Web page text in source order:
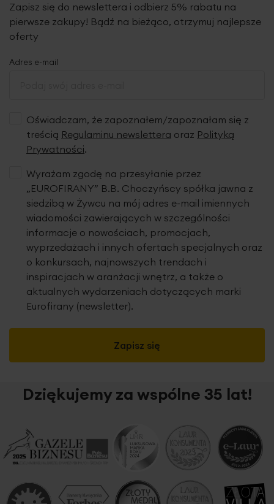
Zapisz się do newslettera i odbierz 5% rabatu na
pierwsze zakupy! Bądź na bieżąco, otrzymuj najlepsze
oferty
Adres e-mail
Oświadczam, że zapoznałem/zapoznałam się z
treścią Regulaminu newslettera oraz Polityką
Prywatności.
Zapisz się
Wyrażam zgodę na przesyłanie przez
„EUROFIRANY” B.B. Choczyńscy spółka jawna z
siedzibą w Żywcu na mój adres e-mail imiennych
wiadomości zawierających w szczególności
informacje o nowościach, promocjach,
wyprzedażach i innych ofertach specjalnych oraz
o konkursach, najnowszych trendach i
inspiracjach w aranżacji wnętrz, a także o
aktualnych wydarzeniach dotyczących marki
Eurofirany (newsletter).
Dziękujemy za wspólne 35 lat!